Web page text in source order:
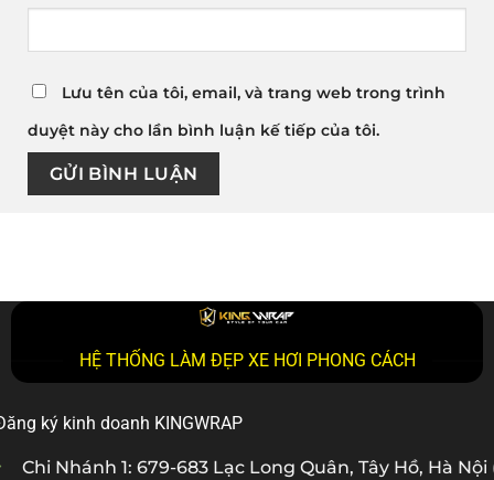
Lưu tên của tôi, email, và trang web trong trình
duyệt này cho lần bình luận kế tiếp của tôi.
HỆ THỐNG LÀM ĐẸP XE HƠI PHONG CÁCH
ký kinh doanh KINGWRAP
Chi Nhánh 1: 679-683 Lạc Long Quân, Tây Hồ, Hà Nội